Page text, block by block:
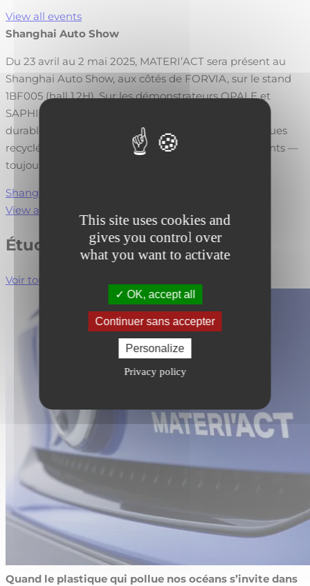
This site uses cookies and
gives you control over
what you want to activate
OK, accept all
Continuer sans accepter
Personalize
Privacy policy
View all events
Shanghai Auto Show
Du 23 avril au 2 mai 2025, MATERI’ACT sera présent au
Shanghai Auto Show, aux côtés de FORVIA, sur le stand
1BF005 (hall 1.2H). Sur les démonstrateurs OPALE et
SAPHIR, vous découvrirez comment nos matériaux
durables réinventent l’intérieur automobile : plastiques
recyclés, fibres naturelles, cuirs synthétiques innovants —
toujours avec…
Shanghai Auto Show
View all events
Études de cas
Voir toutes les études de cas
Quand le plastique qui pollue nos océans s’invite dans